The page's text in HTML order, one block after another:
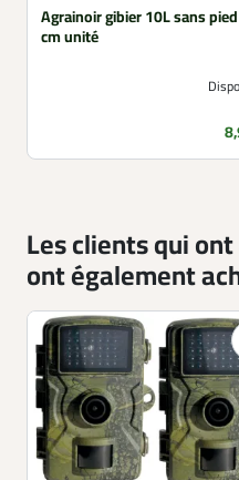
Agrainoir gibier 10L sans
cm unité
Les clients qui
ont également